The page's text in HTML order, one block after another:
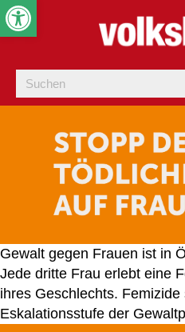
Gewalt gegen Frauen ist in
Jede dritte Frau erlebt eine
ihres Geschlechts.
Eskalationsstufe der